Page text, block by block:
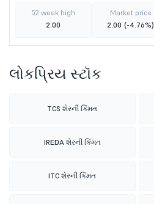
52 week high
2.00
Market price
2.00 (-4.76%)
લોકપ્રિય સ્ટૉક
TCS શેરની કિંમત
IREDA શેરની કિંમત
ITC શેરની કિંમત